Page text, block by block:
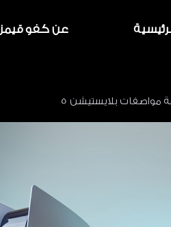
عن كفو قيمز
مواصفات بلايستيشن 5